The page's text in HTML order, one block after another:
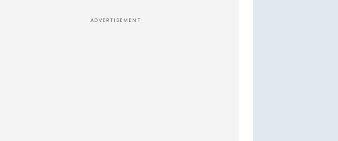
ADVERTISEMENT